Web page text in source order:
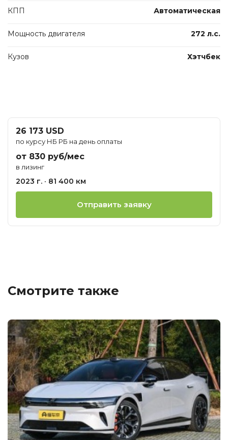
КПП Автоматическая
Мощность двигателя 272 л.с.
Кузов Хэтчбек
26 173 USD
по курсу НБ РБ на день оплаты
от 830 руб/мес
в лизинг
2023 г. · 81 400 км
Отправить заявку
Смотрите также